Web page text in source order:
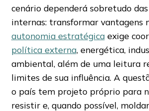
cenário dependerá sobretudo das
internas: transformar vantagens
autonomia estratégicaexige
política externa, energética,
ambiental, além de uma leitura
limites de sua influência. A
o país tem projeto próprio para
resistir e, quando possível,